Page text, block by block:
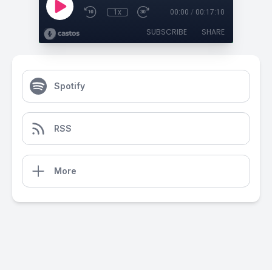
1x 00:00 / 00:17:10
SUBSCRIBE SHARE
Spotify
RSS
More